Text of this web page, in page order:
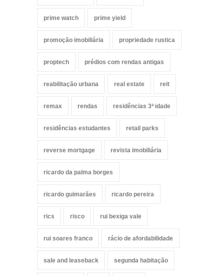
prime watch prime yield
promoção imobiliária propriedade rustica
proptech prédios com rendas antigas
reabilitação urbana real estate reit
remax rendas residências 3ª idade
residências estudantes retail parks
reverse mortgage revista imobiliária
ricardo da palma borges
ricardo guimarães ricardo pereira
rics risco rui bexiga vale
rui soares franco rácio de afordabilidade
sale and leaseback segunda habitação